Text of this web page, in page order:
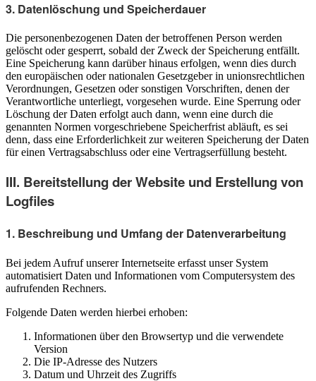
3. Datenlöschung und Speicherdauer
Die personenbezogenen Daten der betroffenen Person werden
gelöscht oder gesperrt, sobald der Zweck der Speicherung entfällt.
Eine Speicherung kann darüber hinaus erfolgen, wenn dies durch
den europäischen oder nationalen Gesetzgeber in unionsrechtlichen
Verordnungen, Gesetzen oder sonstigen Vorschriften, denen der
Verantwortliche unterliegt, vorgesehen wurde. Eine Sperrung oder
Löschung der Daten erfolgt auch dann, wenn eine durch die
genannten Normen vorgeschriebene Speicherfrist abläuft, es sei
denn, dass eine Erforderlichkeit zur weiteren Speicherung der Daten
für einen Vertragsabschluss oder eine Vertragserfüllung besteht.
III. Bereitstellung der Website und Erstellung von
Logfiles
1. Beschreibung und Umfang der Datenverarbeitung
Bei jedem Aufruf unserer Internetseite erfasst unser System
automatisiert Daten und Informationen vom Computersystem des
aufrufenden Rechners.
Folgende Daten werden hierbei erhoben:
Informationen über den Browsertyp und die verwendete
Version
Die IP-Adresse des Nutzers
Datum und Uhrzeit des Zugriffs